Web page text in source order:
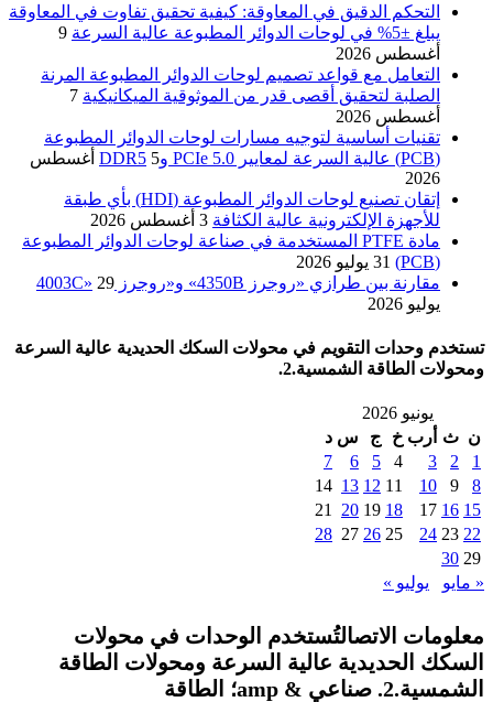
التحكم الدقيق في المعاوقة: كيفية تحقيق تفاوت في المعاوقة
يبلغ ±5% في لوحات الدوائر المطبوعة عالية السرعة
9
أغسطس 2026
التعامل مع قواعد تصميم لوحات الدوائر المطبوعة المرنة
الصلبة لتحقيق أقصى قدر من الموثوقية الميكانيكية 7
أغسطس 2026
تقنيات أساسية لتوجيه مسارات لوحات الدوائر المطبوعة
(PCB) عالية السرعة لمعايير PCIe 5.0 وDDR5
5 أغسطس
2026
إتقان تصنيع لوحات الدوائر المطبوعة (HDI) بأي طبقة
للأجهزة الإلكترونية عالية الكثافة 3 أغسطس 2026
مادة PTFE المستخدمة في صناعة لوحات الدوائر المطبوعة
(PCB)
31 يوليو 2026
مقارنة بين طرازي «روجرز 4350B» و«روجرز 4003C»
29
يوليو 2026
تستخدم وحدات التقويم في محولات السكك الحديدية عالية السرعة
ومحولات الطاقة الشمسية.2.
يونيو 2026
ن ث أرب خ ج س د
1
2
3
4
5
6
7
8
9
10
11
12
13
14
15
16
17
18
19
20
21
22
23
24
25
26
27
28
29
30
« مايو
يوليو »
معلومات الاتصالتُستخدم الوحدات في محولات
السكك الحديدية عالية السرعة ومحولات الطاقة
الشمسية.2. صناعي & amp؛ الطاقة